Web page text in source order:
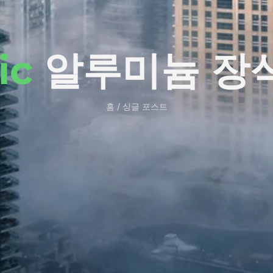
알루미늄 장
홈 / 싱글 포스트